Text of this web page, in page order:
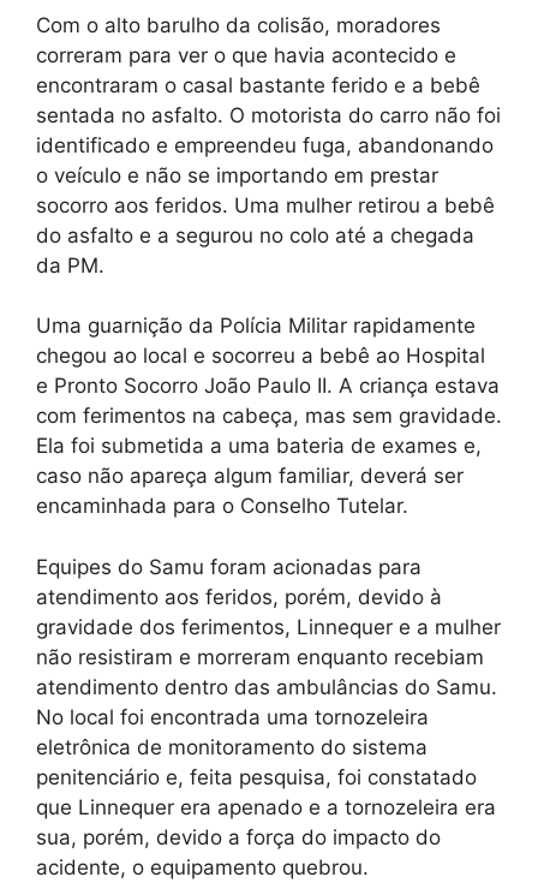
Com o alto barulho da colisão, moradores
correram para ver o que havia acontecido e
encontraram o casal bastante ferido e a bebê
sentada no asfalto. O motorista do carro não foi
identificado e empreendeu fuga, abandonando
o veículo e não se importando em prestar
socorro aos feridos. Uma mulher retirou a bebê
do asfalto e a segurou no colo até a chegada
da PM.
Uma guarnição da Polícia Militar rapidamente
chegou ao local e socorreu a bebê ao Hospital
e Pronto Socorro João Paulo II. A criança estava
com ferimentos na cabeça, mas sem gravidade.
Ela foi submetida a uma bateria de exames e,
caso não apareça algum familiar, deverá ser
encaminhada para o Conselho Tutelar.
Equipes do Samu foram acionadas para
atendimento aos feridos, porém, devido à
gravidade dos ferimentos, Linnequer e a mulher
não resistiram e morreram enquanto recebiam
atendimento dentro das ambulâncias do Samu.
No local foi encontrada uma tornozeleira
eletrônica de monitoramento do sistema
penitenciário e, feita pesquisa, foi constatado
que Linnequer era apenado e a tornozeleira era
sua, porém, devido a força do impacto do
acidente, o equipamento quebrou.